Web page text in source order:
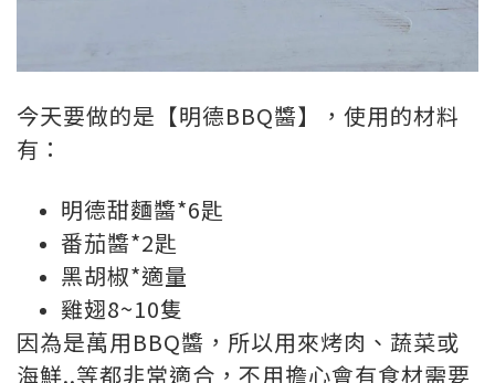
今天要做的是【明德BBQ醬】，使用的材料
有：
明德甜麵醬*6匙
番茄醬*2匙
黑胡椒*適量
雞翅8~10隻
因為是萬用BBQ醬，所以用來烤肉、蔬菜或
海鮮..等都非常適合，不用擔心會有食材需要